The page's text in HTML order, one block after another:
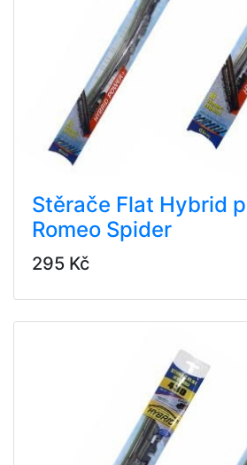
Stěrače Flat Hybrid
Romeo Spider
295 Kč